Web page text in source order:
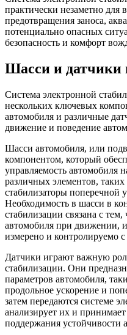
практически незаметно для
предотвращения заноса,
потенциально опасных
безопасность и комфорт
Шасси и датчики
Система электронной
нескольких ключевых
автомобиля и различные
движение и поведение
Шасси автомобиля, или
компонентом, который
управляемость автомобиля
различных элементов,
стабилизаторы поперечной
Необходимость в шасси в
стабилизации связана с
автомобиля при движении,
измерено и контролируемо
Датчики играют важную
стабилизации. Они
параметров автомобиля,
продольное ускорение и
затем передаются системе
анализирует их и
поддержания устойчивости